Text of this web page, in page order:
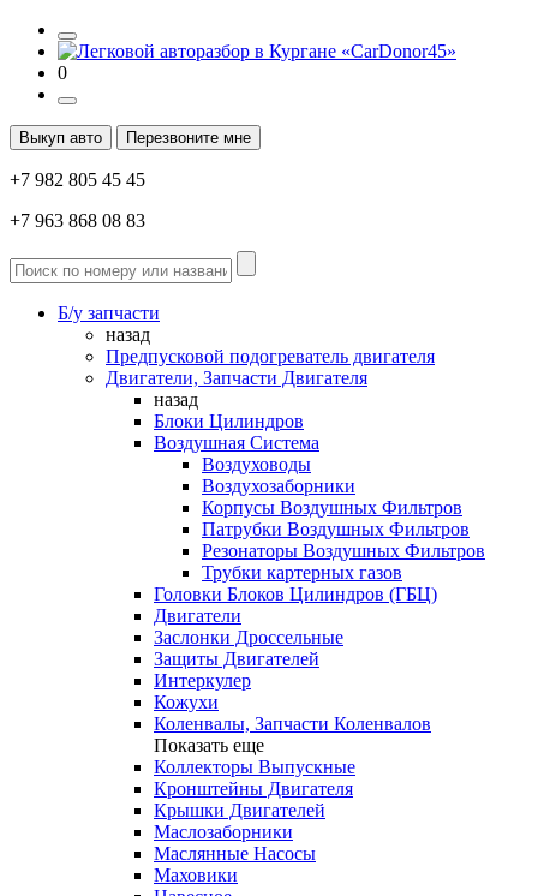
0
Выкуп авто Перезвоните мне
+7 982 805 45 45
+7 963 868 08 83
Б/у запчасти
назад
Предпусковой подогреватель двигателя
Двигатели, Запчасти Двигателя
назад
Блоки Цилиндров
Воздушная Система
Воздуховоды
Воздухозаборники
Корпусы Воздушных Фильтров
Патрубки Воздушных Фильтров
Резонаторы Воздушных Фильтров
Трубки картерных газов
Головки Блоков Цилиндров (ГБЦ)
Двигатели
Заслонки Дроссельные
Защиты Двигателей
Интеркулер
Кожухи
Коленвалы, Запчасти Коленвалов
Показать еще
Коллекторы Выпускные
Кронштейны Двигателя
Крышки Двигателей
Маслозаборники
Маслянные Насосы
Маховики